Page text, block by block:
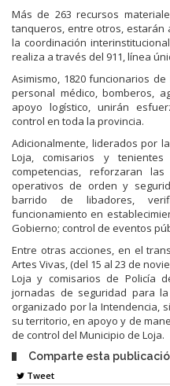
Más de 263 recursos
tanqueros, entre otros, estarán
la coordinación
realiza a través del 911, línea
Asimismo, 1820 funcionarios de
personal médico, bomberos,
apoyo logístico, unirán
control en toda la provincia.
Adicionalmente, liderados por
Loja, comisarios y
competencias, reforzaran
operativos de orden y
barrido de libadores,
funcionamiento en
Gobierno; control de eventos
Entre otras acciones, en el
Artes Vivas, (del 15 al 23 de
Loja y comisarios de Policía
jornadas de seguridad para
organizado por la Intendencia,
su territorio, en apoyo y de
de control del Municipio de Loja.
Comparte esta
Tweet